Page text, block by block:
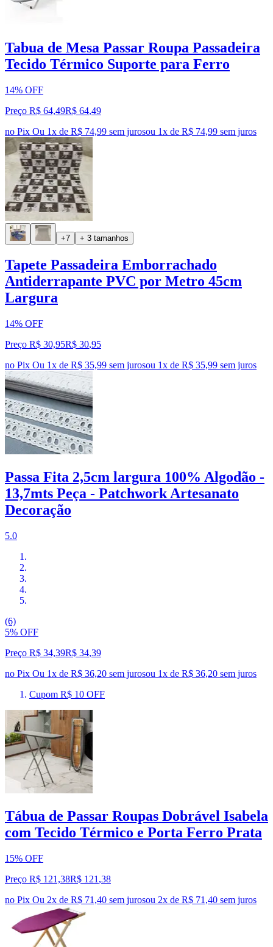
Tabua de Mesa Passar Roupa Passadeira
Tecido Térmico Suporte para Ferro
14% OFF
Preço R$ 64,49R$ 64,49
no Pix Ou 1x de R$ 74,99 sem jurosou 1x de R$ 74,99 sem juros
+7 + 3 tamanhos
Tapete Passadeira Emborrachado
Antiderrapante PVC por Metro 45cm
Largura
14% OFF
Preço R$ 30,95R$ 30,95
no Pix Ou 1x de R$ 35,99 sem jurosou 1x de R$ 35,99 sem juros
Passa Fita 2,5cm largura 100% Algodão -
13,7mts Peça - Patchwork Artesanato
Decoração
5.0
(6)
5% OFF
Preço R$ 34,39R$ 34,39
no Pix Ou 1x de R$ 36,20 sem jurosou 1x de R$ 36,20 sem juros
Cupom R$ 10 OFF
Tábua de Passar Roupas Dobrável Isabela
com Tecido Térmico e Porta Ferro Prata
15% OFF
Preço R$ 121,38R$ 121 ,38
no Pix Ou 2x de R$ 71,40 sem jurosou 2x de R$ 71,40 sem juros